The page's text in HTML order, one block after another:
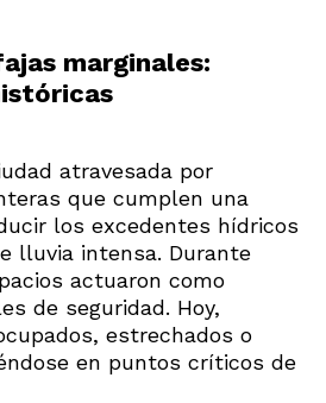
marginales:
atravesada por
que cumplen una
los excedentes hídricos
lluvia intensa. Durante
actuaron como
de seguridad. Hoy,
estrechados o
en puntos críticos de